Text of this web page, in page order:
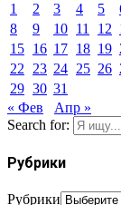
1
2 3 4 5
8
9 10 11 12
15 16 17 18 19
22
23 24 25 26
29 30 31
« Фев
Апр »
Search for:
Рубрики
Рубрики